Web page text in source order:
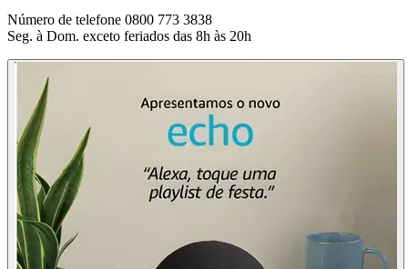
Número de telefone 0800 773 3838
Seg. à Dom. exceto feriados das 8h às 20h